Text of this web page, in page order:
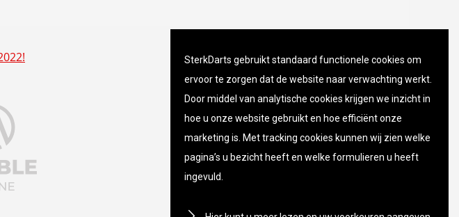
SterkDarts gebruikt standaard functionele cookies om
ervoor te zorgen dat de website naar verwachting werkt.
Door middel van analytische cookies krijgen we inzicht in
hoe u onze website gebruikt en hoe efficiënt onze
marketing is. Met tracking cookies kunnen wij zien welke
pagina’s u bezicht heeft en welke formulieren u heeft
ingevuld.